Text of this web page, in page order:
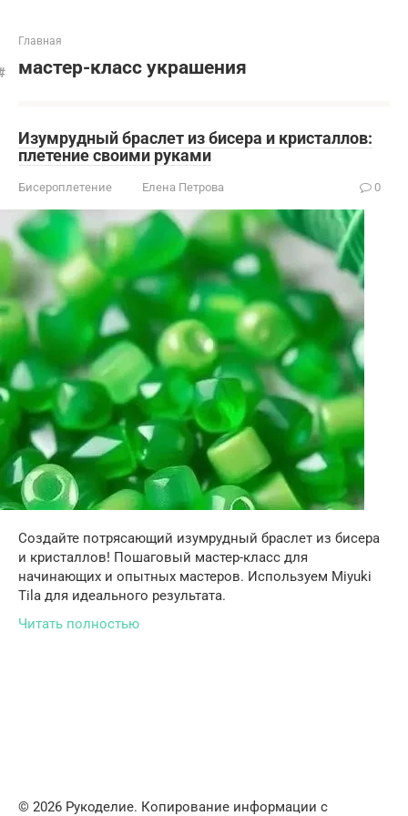
Главная
мастер-класс украшения
Изумрудный браслет из бисера и кристаллов:
плетение своими руками
Бисероплетение Елена Петрова 0
Создайте потрясающий изумрудный браслет из бисера
и кристаллов! Пошаговый мастер-класс для
начинающих и опытных мастеров. Используем Miyuki
Tila для идеального результата.
Читать полностью
© 2026 Рукоделие. Копирование информации с